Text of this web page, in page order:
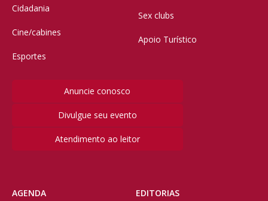
Cidadania
Cine/cabines
Esportes
Sex clubs
Apoio Turístico
Anuncie conosco
Divulgue seu evento
Atendimento ao leitor
AGENDA EDITORIAS